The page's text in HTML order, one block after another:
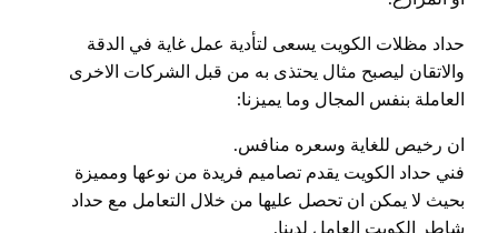
حداد مظلات الكويت يسعى لتأدية عمل غاية في الدقة
والاتقان ليصبح مثال يحتذى به من قبل الشركات الاخرى
العاملة بنفس المجال وما يميزنا:
ان رخيص للغاية وسعره منافس.
فني حداد الكويت يقدم تصاميم فريدة من نوعها ومميزة
بحيث لا يمكن ان تحصل عليها من خلال التعامل مع حداد
شاطر الكويت العامل لدينا.